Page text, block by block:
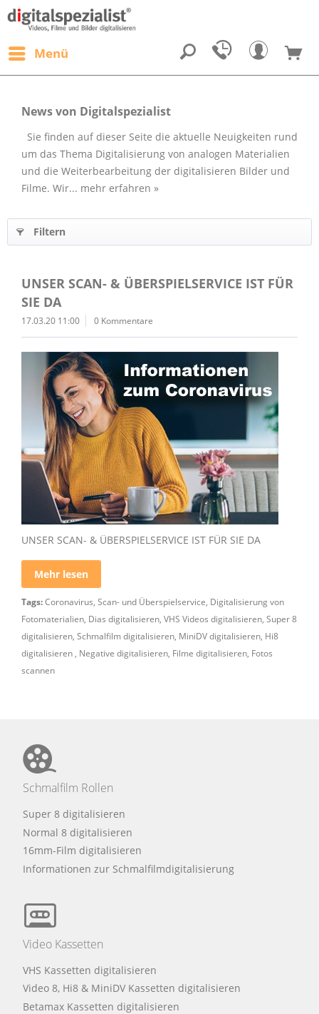
Menü
News von Digitalspezialist
Sie finden auf dieser Seite die aktuelle Neuigkeiten rund
um das Thema Digitalisierung von analogen Materialien
und die Weiterbearbeitung der digitalisieren Bilder und
Filme. Wir... mehr erfahren »
Filtern
UNSER SCAN- & ÜBERSPIELSERVICE IST FÜR
SIE DA
17.03.20 11:00 0 Kommentare
UNSER SCAN- & ÜBERSPIELSERVICE IST FÜR SIE DA
Mehr lesen
Tags:Coronavirus, Scan- und Überspielservice, Digitalisierung von
Fotomaterialien, Dias digitalisieren, VHS Videos digitalisieren, Super 8
digitalisieren, Schmalfilm digitalisieren, MiniDV digitalisieren, Hi8
digitalisieren , Negative digitalisieren, Filme digitalisieren, Fotos
scannen
Schmalfilm Rollen
Super 8 digitalisieren
Normal 8 digitalisieren
16mm-Film digitalisieren
Informationen zur Schmalfilmdigitalisierung
Video Kassetten
VHS Kassetten digitalisieren
Video 8, Hi8 & MiniDV Kassetten digitalisieren
Betamax Kassetten digitalisieren